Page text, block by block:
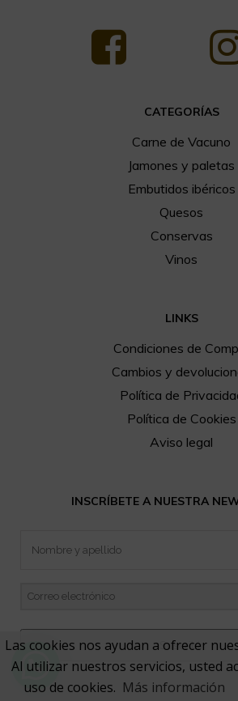
CATEGORÍAS
Carne de Vacuno
Jamones y paletas
Embutidos ibéricos
Quesos
Conservas
Vinos
LINKS
Condiciones de
Cambios y
Política de
Política de Cookies
Aviso legal
INSCRÍBETE A NUESTRA
Suscribir
Las cookies nos ayudan a ofrecer
Al utilizar nuestros servicios, usted
uso de cookies. Más información